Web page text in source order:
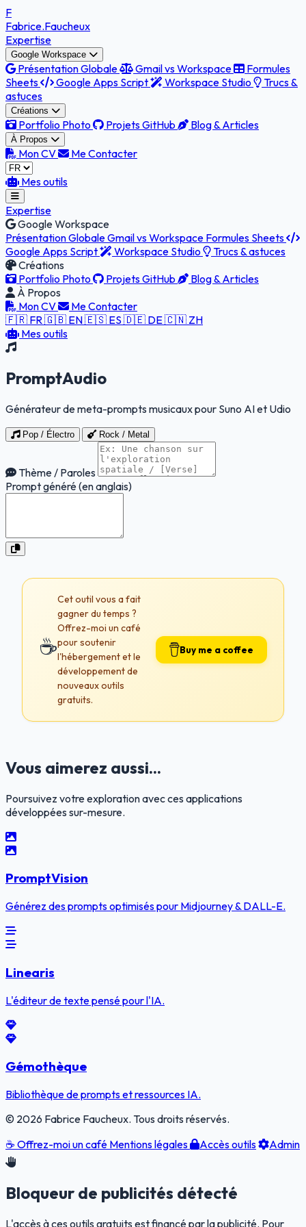
F
Fabrice.Faucheux
Expertise
Google Workspace
Présentation Globale Gmail vs Workspace
Formules
Sheets
Google Apps Script Workspace Studio
Trucs &
astuces
Créations
Portfolio Photo Projets GitHub Blog & Articles
À Propos
Mon CV Me Contacter
Mes outils
Expertise
Google Workspace
Présentation GlobaleGmail vs Workspace Formules Sheets
Google Apps Script
Workspace Studio
Trucs & astuces
Créations
Portfolio Photo
Projets GitHub
Blog & Articles
À Propos
Mon CV
Me Contacter
🇫🇷 FR🇬🇧 EN🇪🇸 ES 🇩🇪 DE🇨🇳 ZH
Mes outils
PromptAudio
Générateur de meta-prompts musicaux pour Suno AI et Udio
Pop / Électro Rock / Metal
Thème / Paroles
Prompt généré (en anglais)
☕
Cet outil vous a fait
gagner du temps ?
Offrez-moi un café
pour soutenir
l'hébergement et le
développement de
nouveaux outils
gratuits.
Buy me a coffee
Vous aimerez aussi...
Poursuivez votre exploration avec ces applications
développées sur-mesure.
PromptVision
Générez des prompts optimisés pour Midjourney & DALL-E.
Linearis
L'éditeur de texte pensé pour l'IA.
Gémothèque
Bibliothèque de prompts et ressources IA.
© 2026 Fabrice Faucheux. Tous droits réservés.
☕ Offrez-moi un café Mentions légales Accès outils Admin
Bloqueur de publicités détecté
L'accès à ces outils gratuits est financé par la publicité. Pour